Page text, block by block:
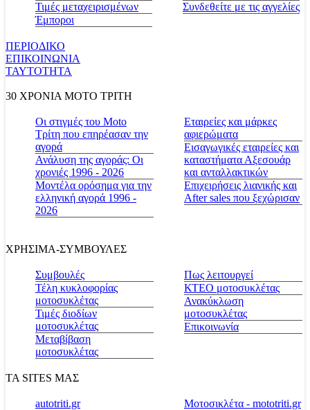
Τιμές μεταχειρισμένων
Έμποροι
Συνδεθείτε με τις αγγελίες
ΠΕΡΙΟΔΙΚΟ
ΕΠΙΚΟΙΝΩΝΙΑ
ΤΑΥΤΟΤΗΤΑ
30 ΧΡΟΝΙΑ MOTO ΤΡΙΤΗ
Οι στιγμές του Moto
Τρίτη που επηρέασαν την
αγορά
Ανάλυση της αγοράς: Οι
χρονιές 1996 - 2026
Μοντέλα ορόσημα για την
ελληνική αγορά 1996 -
2026
Εταιρείες και μάρκες
αφιερώματα
Εισαγωγικές εταιρείες και
καταστήματα Αξεσουάρ
και ανταλλακτικών
Επιχειρήσεις λιανικής και
After sales που ξεχώρισαν
ΧΡΗΣΙΜΑ-ΣΥΜΒΟΥΛΕΣ
Συμβουλές
Τέλη κυκλοφορίας
μοτοσυκλέτας
Τιμές διοδίων
μοτοσυκλέτας
Μεταβίβαση
μοτοσυκλέτας
Πως λειτουργεί
ΚΤΕΟ μοτοσυκλέτας
Ανακύκλωση
μοτοσυκλέτας
Επικοινωνία
ΤΑ SITES ΜΑΣ
autotriti.gr
Μοτοσικλέτα - mototriti.gr